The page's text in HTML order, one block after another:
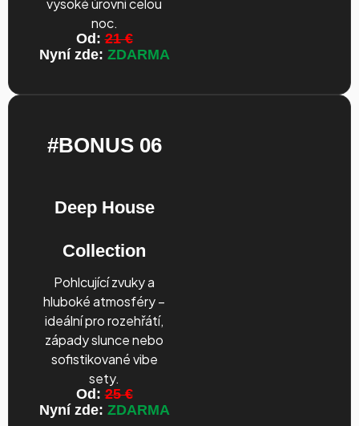
noc.
Od: 21 €
Nyní zde: ZDARMA
#BONUS 06
Deep House
Collection
Pohlcující zvuky a
hluboké atmosféry –
ideální pro rozehřátí,
západy slunce nebo
sofistikované vibe
sety.
Od: 25 €
Nyní zde: ZDARMA